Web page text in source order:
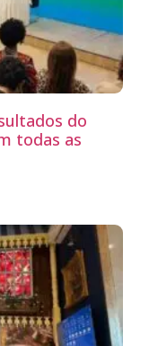
do
todas as